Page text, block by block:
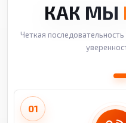
КАК МЫ
Четкая
01